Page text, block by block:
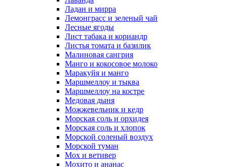
Ладан и мирра
Лемонграсс и зеленый чай
Лесные ягоды
Лист табака и кориандр
Листья томата и базилик
Малиновая сангрия
Манго и кокосовое молоко
Маракуйя и манго
Маршмеллоу и тыква
Маршмеллоу на костре
Медовая дыня
Можжевельник и кедр
Морская соль и орхидея
Морская соль и хлопок
Морской соленый воздух
Морской туман
Мох и ветивер
Мохито и ананас